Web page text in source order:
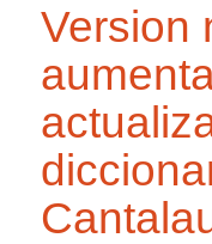
Version